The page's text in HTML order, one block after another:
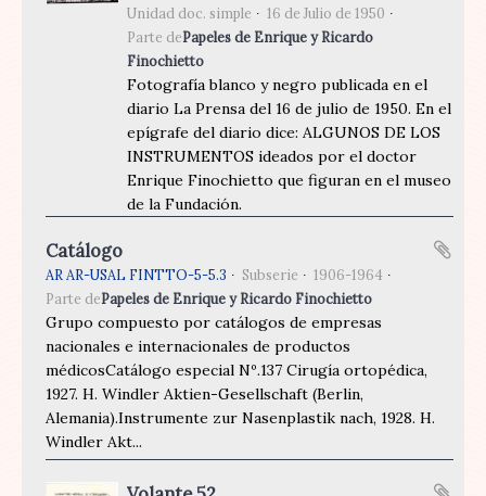
Unidad doc. simple
16 de Julio de 1950
Parte dePapeles de Enrique y Ricardo
Finochietto
Fotografía blanco y negro publicada en el
diario La Prensa del 16 de julio de 1950. En el
epígrafe del diario dice: ALGUNOS DE LOS
INSTRUMENTOS ideados por el doctor
Enrique Finochietto que figuran en el museo
de la Fundación.
Catálogo
AR AR-USAL FINTTO-5-5.3 Subserie
1906-1964
Parte dePapeles de Enrique y Ricardo Finochietto
Grupo compuesto por catálogos de empresas
nacionales e internacionales de productos
médicosCatálogo especial Nº.137 Cirugía ortopédica,
1927. H. Windler Aktien-Gesellschaft (Berlin,
Alemania).Instrumente zur Nasenplastik nach, 1928. H.
Windler Akt...